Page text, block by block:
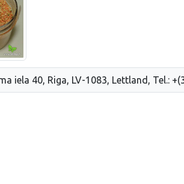
iela 40, Riga, LV-1083, Lettland, Tel.: